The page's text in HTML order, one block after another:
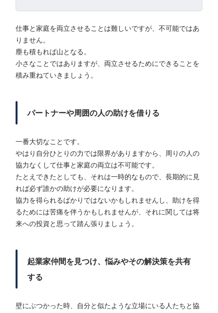
仕事と家庭を両立させることは難しいですが、不可能ではあ
りません。
塵も積もれば山となる。
小さなことではありますが、両立させるためにできることを
積み重ねていきましょう。
パートナーや周囲の人の助けを借りる
一番大切なことです。
やはり自分ひとりの力では限界がありますから、周りの人の
協力なくして仕事と家庭の両立は不可能です。
たとえできたとしても、それは一時的なもので、長期的に見
れば必ず誰かの助けが必要になります。
協力を得られるばかりではないかもしれませんし、助けを得
るためには苦痛を伴うかもしれませんが、それに関しては将
来への投資と思って踏ん張りましょう。
起業家仲間を見つけ、悩みやその解決策を共有
する
壁にぶつかった時、自分と似たような立場にいる人たちと協